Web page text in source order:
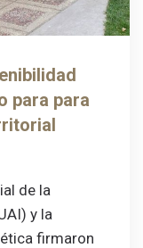
para para
de la
y la
firmaron